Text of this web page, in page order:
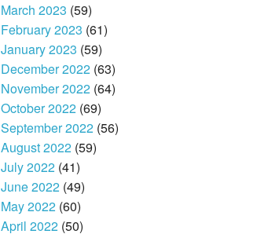
March 2023 (59)
February 2023 (61)
January 2023 (59)
December 2022(63)
November 2022(64)
October 2022(69)
September 2022(56)
August 2022(59)
July 2022(41)
June 2022(49)
May 2022(60)
April 2022(50)